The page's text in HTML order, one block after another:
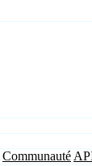
Communauté